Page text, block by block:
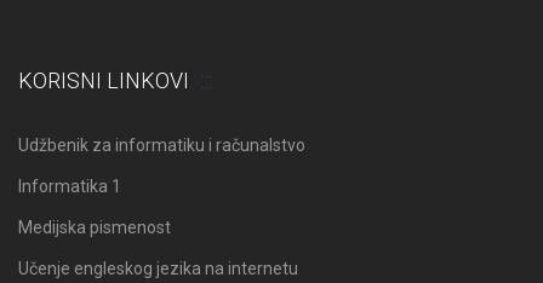
KORISNI LINKOVI
Udžbenik za informatiku i računalstvo
Informatika 1
Medijska pismenost
Učenje engleskog jezika na internetu